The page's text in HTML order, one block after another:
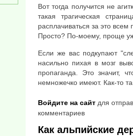
Вот тогда получится не
такая трагическая
расплачиваться за это
Просто? По-моему, проще
Если же вас подкупают
насильно пихая в мозг
пропаганда. Это значит,
немножечко имеют. Как-то
Войдите на сайт для
комментариев
Как альпийские